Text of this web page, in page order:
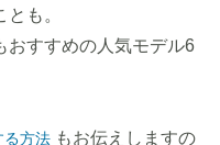
も。
おすすめの人気モデル6
る方法 もお伝えしますの